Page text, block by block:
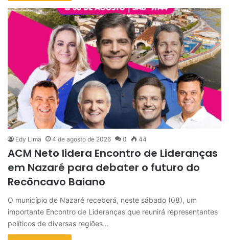
Edy Lima 4 de agosto de 2026 0 44
ACM Neto lidera Encontro de Lideranças
em Nazaré para debater o futuro do
Recôncavo Baiano
O município de Nazaré receberá, neste sábado (08), um
importante Encontro de Lideranças que reunirá representantes
políticos de diversas regiões…